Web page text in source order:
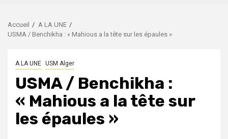
Accueil
A LA UNE
USMA / Benchikha : « Mahious a la tête sur les épaules »
A LA UNE USM Alger
USMA / Benchikha :
« Mahious a la tête sur
les épaules »